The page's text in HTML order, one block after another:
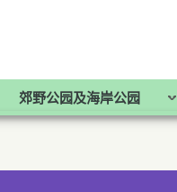
郊野公园及海岸公园